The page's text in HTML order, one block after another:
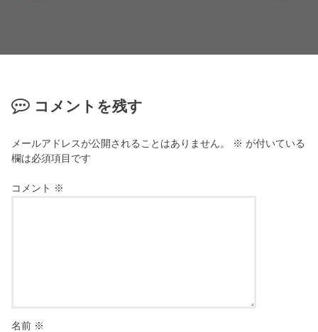
コメントを残す
メールアドレスが公開されることはありません。 ※ が付いている
欄は必須項目です
コメント ※
名前 ※